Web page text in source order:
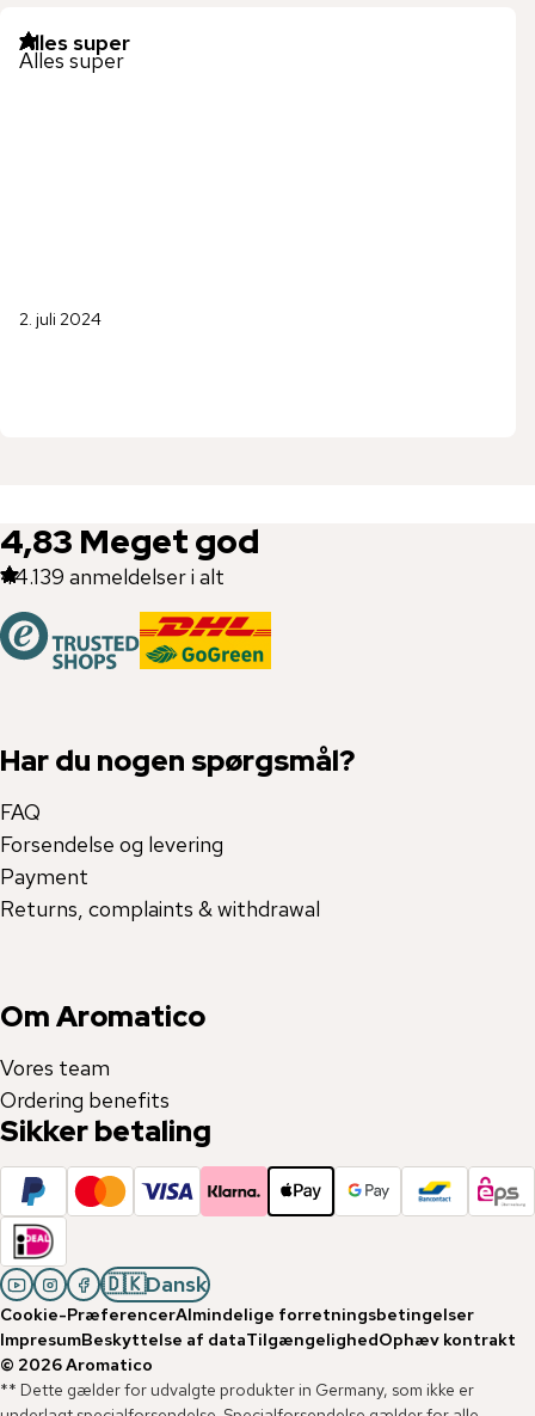
Alles super
Alles super
2. juli 2024
4,83 Meget god
44.139 anmeldelser i alt
Har du nogen spørgsmål?
FAQ
Forsendelse og levering
Payment
Returns, complaints & withdrawal
Om Aromatico
Vores team
Ordering benefits
Sikker betaling
🇩🇰Dansk
Cookie-PræferencerAlmindelige forretningsbetingelser
ImpresumBeskyttelse af dataTilgængelighedOphæv kontrakt
© 2026Aromatico
** Dette gælder for udvalgte produkter in Germany, som ikke er